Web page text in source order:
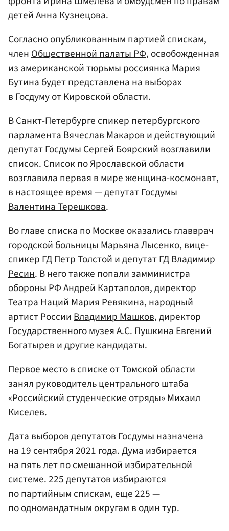
детейАнна Кузнецова.
Согласно опубликованным партией спискам,
членОбщественной палаты РФ, освобожденная
из американской тюрьмы россиянкаМария
Бутинабудет представлена на выборах
в Госдуму от Кировской области.
В Санкт-Петербурге спикер петербургского
парламентаВячеслав Макарови действующий
депутат ГосдумыСергей Боярскийвозглавили
список. Список по Ярославской области
возглавила первая в мире женщина-космонавт,
в настоящее время — депутат Госдумы
Валентина Терешкова.
Во главе списка по Москве оказались главврач
городской больницыМарьяна Лысенко, вице-
спикер ГДПетр Толстойи депутат ГДВладимир
Ресин. В него также попали замминистра
обороны РФАндрей Картаполов, директор
Театра НацийМария Ревякина, народный
артист РоссииВладимир Машков, директор
Государственного музея А.С. ПушкинаЕвгений
Богатыреви другие кандидаты.
Первое место в списке от Томской области
занял руководитель центрального штаба
«Российский студенческие отряды»Михаил
Киселев.
Дата выборов депутатов Госдумы назначена
на 19 сентября 2021 года. Дума избирается
на пять лет по смешанной избирательной
системе. 225 депутатов избираются
по партийным спискам, еще 225 —
по одномандатным округам в один тур.